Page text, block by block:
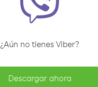
¿Aún no tienes Viber?
Descargar ahora